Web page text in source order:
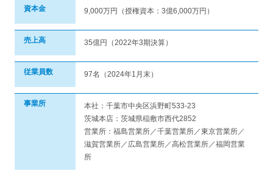
資本金 9,000万円（授権資本：3億6,000万円）
売上高 35億円（2022年3期決算）
従業員数 97名（2024年1月末）
事業所
本社：千葉市中央区浜野町533-23
茨城本店：茨城県稲敷市西代2852
営業所：福島営業所／千葉営業所／東京営業所／
滋賀営業所／広島営業所／高松営業所／福岡営業
所